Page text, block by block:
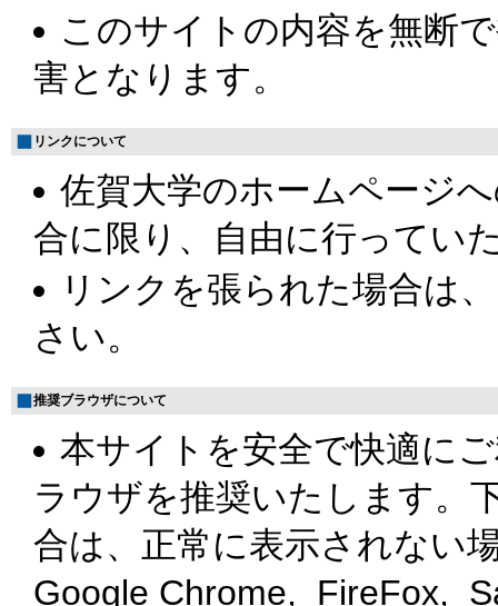
このサイトの内容を無断
害となります。
リンクについて
佐賀大学のホームページ
合に限り、自由に行ってい
リンクを張られた場合は
さい。
推奨ブラウザについて
本サイトを安全で快適に
ラウザを推奨いたします。
合は、正常に表示されない
Google Chrome, FireFox,